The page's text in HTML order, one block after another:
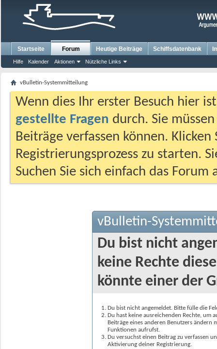
Startseite Forum
Hilfe Kalender Aktionen Nützliche Links
Heutige Beiträge Schiffsdatenbank
vBulletin-Systemmitteilung
Wenn dies Ihr erster Besuch hier
gestellte Fragen durch. Sie
Beiträge verfassen können.
Registrierungsprozess zu starten.
Suchen Sie sich einfach das
vBulletin-
Du bist nicht
keine Rechte
könnte einer der
Du bist nicht angemeldet. Bitte fülle die
Du hast keine ausreichenden Rechte, um
Beiträge eines anderen Benutzers
Funktionen aufrufst.
Du versuchst einen Beitrag zu verfassen
Aktivierung deiner Registrierung.